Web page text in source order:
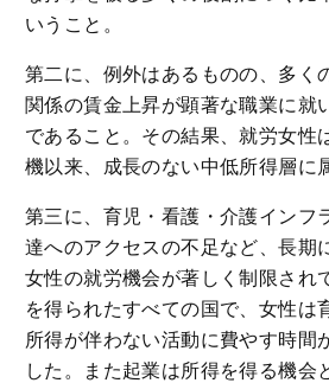
いうこと。
第二に、例外はあるものの、多く
関係の賃金上昇が顕著な職業に就
であること。その結果、就労女性
機以来、成長のない中低所得層に
第三に、育児・看護・介護インフ
達へのアクセスの不足など、長期
女性の就労機会が著しく制限され
を得られたすべての国で、女性は
所得が伴わない活動に費やす時間
した。また起業は所得を得る機会